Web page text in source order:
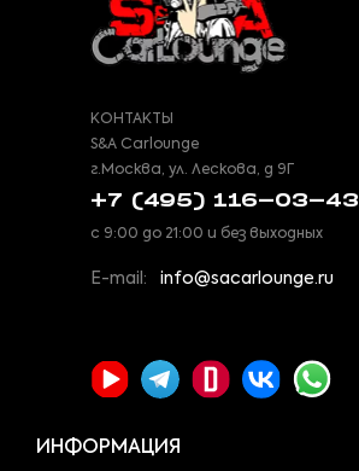
КОНТАКТЫ
S&A Carlounge
г.Москва, ул. Лескова, д 9Г
+7 (495) 116-03-43
с 9:00 до 21:00 и без выходных
E-mail: info@sacarlounge.ru
ИНФОРМАЦИЯ